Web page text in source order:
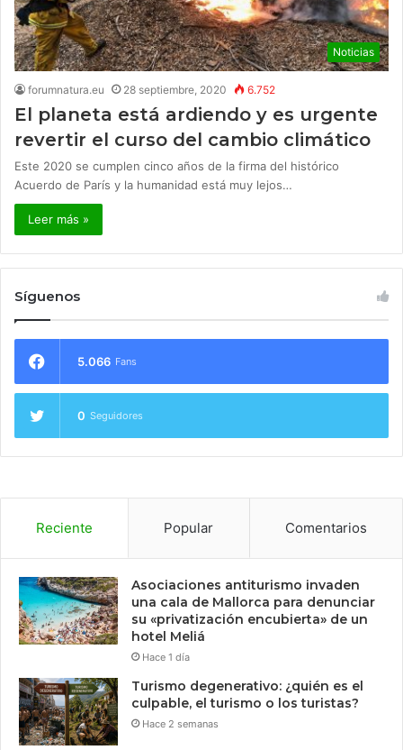
Noticias
forumnatura.eu 28 septiembre, 2020 6.752
El planeta está ardiendo y es urgente
revertir el curso del cambio climático
Este 2020 se cumplen cinco años de la firma del histórico
Acuerdo de París y la humanidad está muy lejos…
Leer más »
Síguenos
5.066 Fans
0 Seguidores
Reciente Popular Comentarios
Asociaciones antiturismo invaden
una cala de Mallorca para denunciar
su «privatización encubierta» de un
hotel Meliá
Hace 1 día
Turismo degenerativo: ¿quién es el
culpable, el turismo o los turistas?
Hace 2 semanas